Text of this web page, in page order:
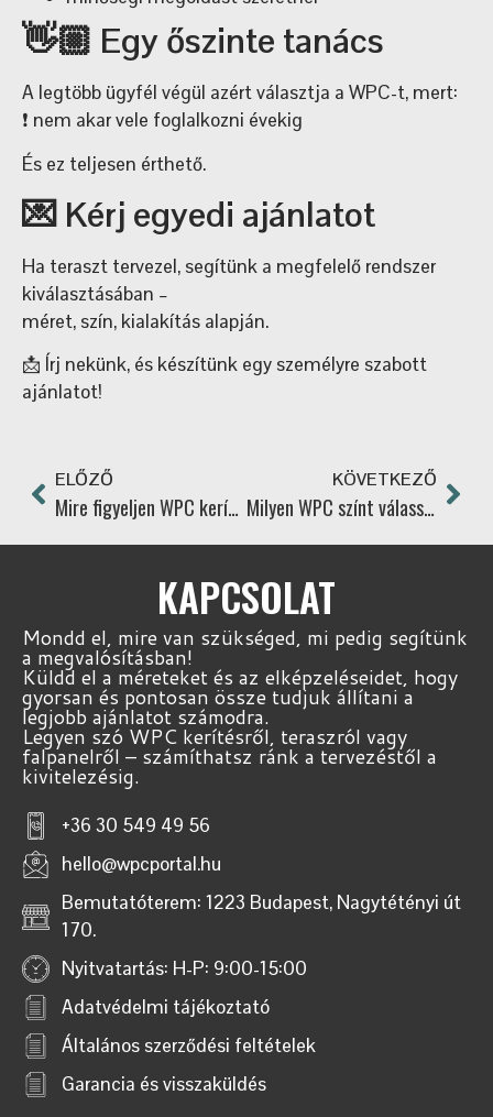
👋🏼 Egy őszinte tanács
A legtöbb ügyfél végül azért választja a WPC-t, mert:
❗️ nem akar vele foglalkozni évekig
És ez teljesen érthető.
💌 Kérj egyedi ajánlatot
Ha teraszt tervezel, segítünk a megfelelő rendszer
kiválasztásában –
méret, szín, kialakítás alapján.
📩 Írj nekünk, és készítünk egy személyre szabott
ajánlatot!
ELŐZŐ
Mire figyeljen WPC kerítés vásárlás előtt?
KÖVETKEZŐ
Milyen WPC színt válasszak? – 10 inspiráló ötlet teraszhoz és kerítéshez
KAPCSOLAT
Mondd el, mire van szükséged, mi pedig segítünk
a megvalósításban!
Küldd el a méreteket és az elképzeléseidet, hogy
gyorsan és pontosan össze tudjuk állítani a
legjobb ajánlatot számodra.
Legyen szó WPC kerítésről, teraszról vagy
falpanelről – számíthatsz ránk a tervezéstől a
kivitelezésig.
+36 30 549 49 56
hello@wpcportal.hu
Bemutatóterem: 1223 Budapest, Nagytétényi út
170.
Nyitvatartás: H-P: 9:00-15:00
Adatvédelmi tájékoztató
Általános szerződési feltételek
Garancia és visszaküldés